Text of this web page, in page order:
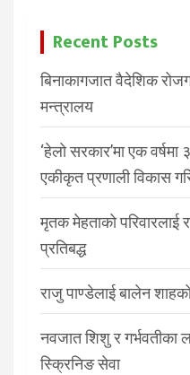
Recent Posts
बिनाकागजात वैदेशिक
मन्त्रालय
‘हेलो सरकार’मा एक
एकीकृत प्रणाली विकास
मृतक मेहताको परिवारलाई
प्रतिबद्ध
राजु पाण्डेलाई बालेन
नवजात शिशु र गर्भवतीका
स्क्रिनिङ सेवा